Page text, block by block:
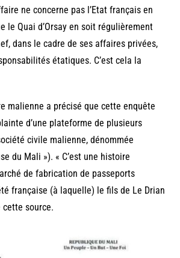
ne concerne pas l’Etat français en
le Quai d’Orsay en soit régulièrement
dans le cadre de ses affaires privées,
étatiques. C’est cela la
malienne a précisé que cette enquête
d’une plateforme de plusieurs
civile malienne, dénommée
du Mali »). « C’est une histoire
de fabrication de passeports
française (à laquelle) le fils de Le Drian
source.